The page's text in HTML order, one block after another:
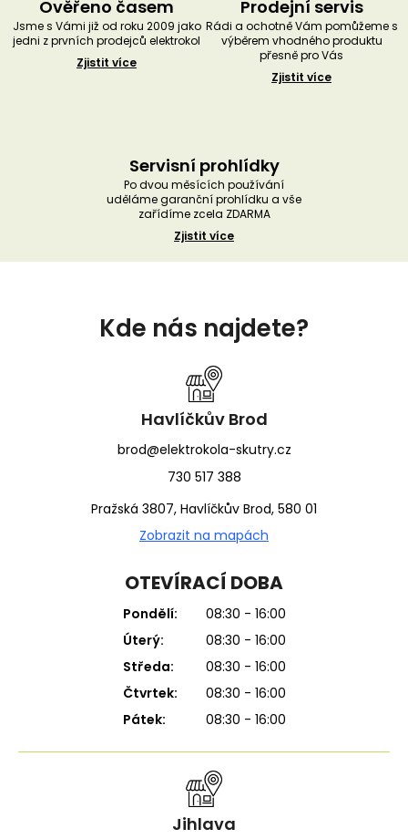
Ověřeno časem
Jsme s Vámi již od roku 2009 jako
jedni z prvních prodejců elektrokol
Zjistit více
Prodejní servis
Rádi a ochotně Vám pomůžeme s
výběrem vhodného produktu
přesně pro Vás
Zjistit více
Servisní prohlídky
Po dvou měsících používání
uděláme garanční prohlídku a vše
zařídíme zcela ZDARMA
Zjistit více
Kde nás najdete?
Havlíčkův Brod
brod@elektrokola-skutry.cz
730 517 388
Pražská 3807, Havlíčkův Brod, 580 01
Zobrazit na mapách
OTEVÍRACÍ DOBA
Pondělí:
08:30 - 16:00
Úterý:
08:30 - 16:00
Středa:
08:30 - 16:00
Čtvrtek:
08:30 - 16:00
Pátek:
08:30 - 16:00
Jihlava